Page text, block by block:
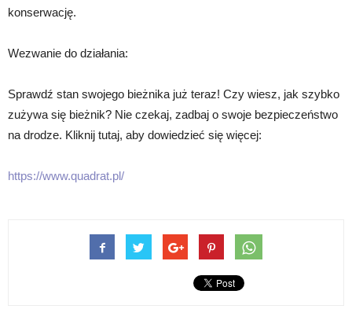
konserwację.
Wezwanie do działania:
Sprawdź stan swojego bieżnika już teraz! Czy wiesz, jak szybko
zużywa się bieżnik? Nie czekaj, zadbaj o swoje bezpieczeństwo
na drodze. Kliknij tutaj, aby dowiedzieć się więcej:
https://www.quadrat.pl/